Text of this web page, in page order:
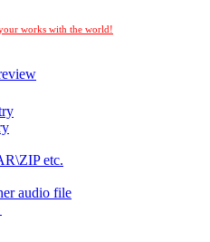
works with the world!
etc.
audio file